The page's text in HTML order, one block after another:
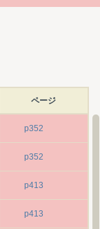
ページ
p352
p352
p413
p413